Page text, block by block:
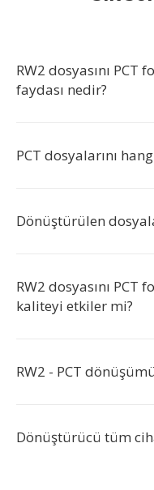
RW2 dosyasını
faydası nedir?
PCT dosyalarını
Dönüştürülen
RW2 dosyasını
kaliteyi etkiler mi?
RW2 - PCT
Dönüştürücü tüm